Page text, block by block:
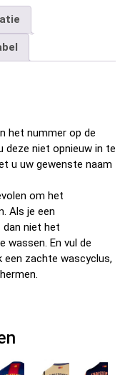
ke
dI
n
e
n
het nummer op de
niet opnieuw in te
u uw gewenste naam
om het
Als je een
dan niet het
wassen. En vul de
een zachte wascyclus,